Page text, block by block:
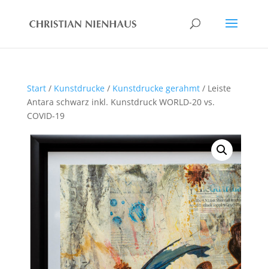
Start/ Kunstdrucke/ Kunstdrucke gerahmt/ Leiste
Antara schwarz inkl. Kunstdruck WORLD-20 vs.
COVID-19